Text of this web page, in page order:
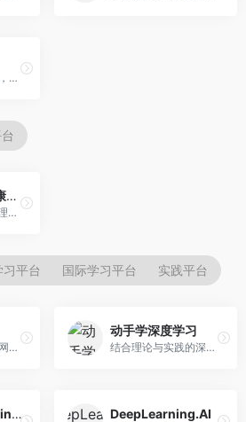
内容安全审核平台，专注于违规内容检测。面向企业和平台，提供内容审核、敏感词检测、风险预警等服务，安全审核专业。
AQ蚂蚁集团健康管家
蚂蚁集团AI健康管理服务，专注于个人健康监测。面向个人用户，提供健康评估、慢病管理、健康建议等服务，健康管理便捷。
习平台 国际学习平台 实践平台
免费开源深度学习网站，专注于实用AI教学。面向开发者，提供免费深度学习课程、实战项目、代码库等资源，学习门槛低。
动手学深度学习
结合理论与实践的深度学习教材，专注于代码驱动学习。面向学生和开发者，提供深度学习理论、代码实现、练习题等资源，学习体验好。
MachineLearningMastery DeepLearning.AI